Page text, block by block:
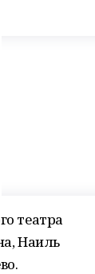
театра
Наиль